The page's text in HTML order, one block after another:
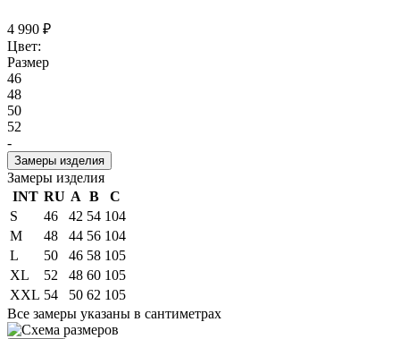
4 990 ₽
Цвет:
Размер
46
48
50
52
-
Замеры изделия
Замеры изделия
INT RU A B
C
S
46 42 54 104
M
48 44 56 104
L
50 46 58 105
XL
52 48 60 105
XXL 54 50 62 105
Все замеры указаны в сантиметрах